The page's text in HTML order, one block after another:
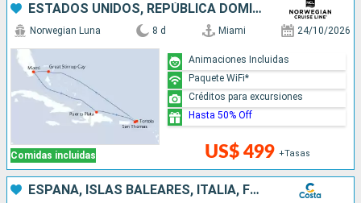
ESTADOS UNIDOS, REPÚBLICA DOMINICANA, BAHAMAS
Comidas incluidas
Norwegian Luna 8 d Miami 24/10/2026
US$ 499 +Tasas
Animaciones Incluidas
Paquete WiFi*
Créditos para excursiones
Hasta 50% Off
ESPAÑA, ISLAS BALEARES, ITALIA, FRANCIA